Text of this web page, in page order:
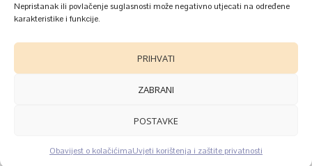
Nepristanak ili povlačenje suglasnosti može negativno utjecati na određene
karakteristike i funkcije.
PRIHVATI
ZABRANI
POSTAVKE
Obavijest o kolačićimaUvjeti korištenja i zaštite privatnosti
Donnel2022.